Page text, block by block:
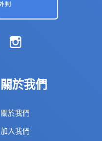
關於我們
關於我們
加入我們